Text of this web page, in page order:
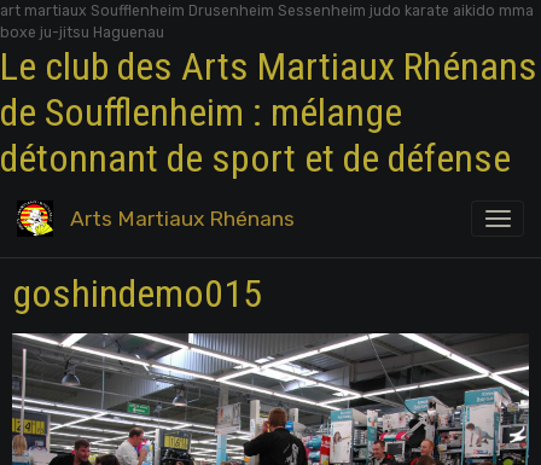
art martiaux Soufflenheim Drusenheim Sessenheim judo karate aikido mma
boxe ju-jitsu Haguenau
Le club des Arts Martiaux Rhénans
de Soufflenheim : mélange
détonnant de sport et de défense
Arts Martiaux Rhénans
goshindemo015